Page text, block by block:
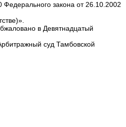
Федерального закона от 26.10.2002
в Девятнадцатый
суд Тамбовской